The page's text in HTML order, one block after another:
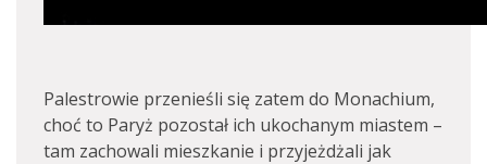
Palestrowie przenieśli się zatem do Monachium,
choć to Paryż pozostał ich ukochanym miastem –
tam zachowali mieszkanie i przyjeżdżali jak